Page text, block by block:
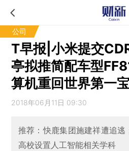
公司
T早报|小米提交
亭拟推简配车型
算机重回世界第一
2018年06月11日 09:30
推荐：快鹿集团施建祥遭追
高校设置人工智能相关学科